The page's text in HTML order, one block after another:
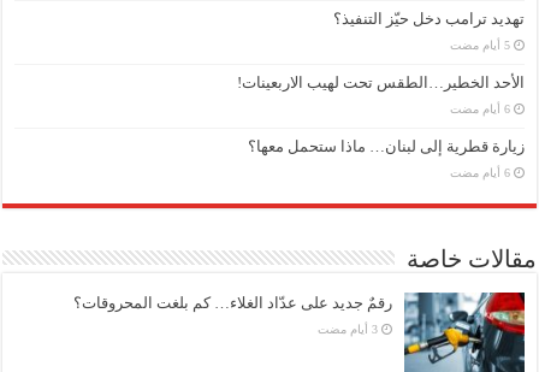
تهديد ترامب دخل حيّز التنفيذ؟
‏5 أيام مضت
الأحد الخطير…الطقس تحت لهيب الاربعينات!
‏6 أيام مضت
زيارة قطرية إلى لبنان… ماذا ستحمل معها؟
‏6 أيام مضت
مقالات خاصة
رقمٌ جديد على عدّاد الغلاء… كم بلغت المحروقات؟
‏3 أيام مضت